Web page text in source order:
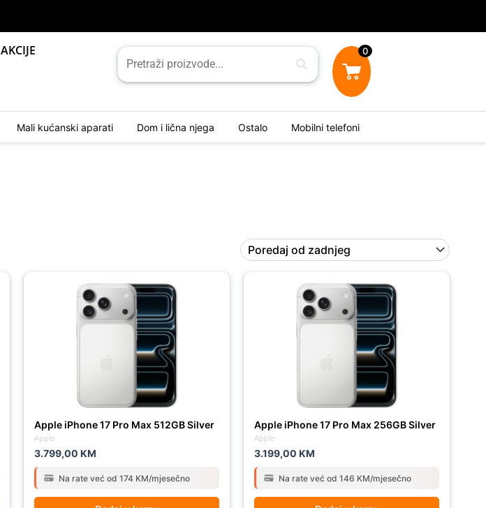
AKCIJE 0
Mali kućanski aparati Dom i lična njega Ostalo Mobilni telefoni
Apple
Apple iPhone 17 Pro Max 512GB Silver
3.799,00 KM
Na rate već od 174 KM/mjesečno
Apple
Apple iPhone 17 Pro Max 256GB Silver
3.199,00 KM
Na rate već od 146 KM/mjesečno